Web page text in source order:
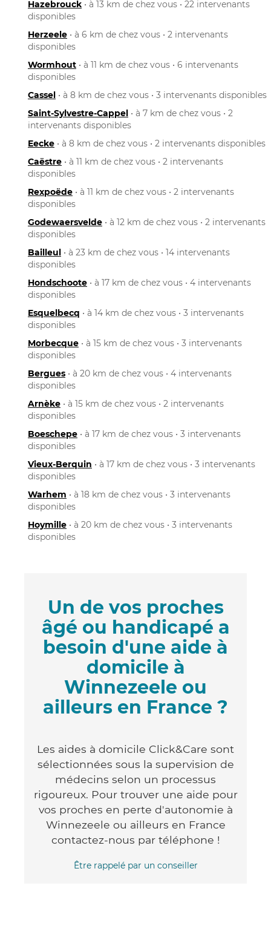
Hazebrouck • à 13 km de chez vous • 22 intervenants
disponibles
Herzeele • à 6 km de chez vous • 2 intervenants
disponibles
Wormhout • à 11 km de chez vous • 6 intervenants
disponibles
Cassel • à 8 km de chez vous • 3 intervenants disponibles
Saint-Sylvestre-Cappel • à 7 km de chez vous • 2
intervenants disponibles
Eecke • à 8 km de chez vous • 2 intervenants disponibles
Caëstre • à 11 km de chez vous • 2 intervenants
disponibles
Rexpoëde • à 11 km de chez vous • 2 intervenants
disponibles
Godewaersvelde • à 12 km de chez vous • 2 intervenants
disponibles
Bailleul • à 23 km de chez vous • 14 intervenants
disponibles
Hondschoote • à 17 km de chez vous • 4 intervenants
disponibles
Esquelbecq • à 14 km de chez vous • 3 intervenants
disponibles
Morbecque • à 15 km de chez vous • 3 intervenants
disponibles
Bergues • à 20 km de chez vous • 4 intervenants
disponibles
Arnèke • à 15 km de chez vous • 2 intervenants
disponibles
Boeschepe • à 17 km de chez vous • 3 intervenants
disponibles
Vieux-Berquin • à 17 km de chez vous • 3 intervenants
disponibles
Warhem • à 18 km de chez vous • 3 intervenants
disponibles
Hoymille • à 20 km de chez vous • 3 intervenants
disponibles
Un de vos proches
âgé ou handicapé a
besoin d'une aide à
domicile à
Winnezeele ou
ailleurs en France ?
Les aides à domicile Click&Care sont
sélectionnées sous la supervision de
médecins selon un processus
rigoureux. Pour trouver une aide pour
vos proches en perte d'autonomie à
Winnezeele ou ailleurs en France
contactez-nous par téléphone !
Être rappelé par un conseiller